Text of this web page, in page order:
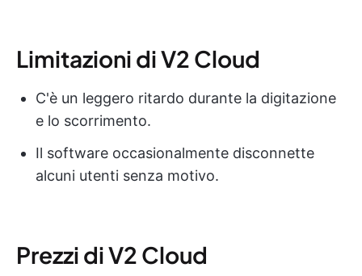
Limitazioni di V2 Cloud
C'è un leggero ritardo durante la digitazione
e lo scorrimento.
Il software occasionalmente disconnette
alcuni utenti senza motivo.
Prezzi di V2 Cloud